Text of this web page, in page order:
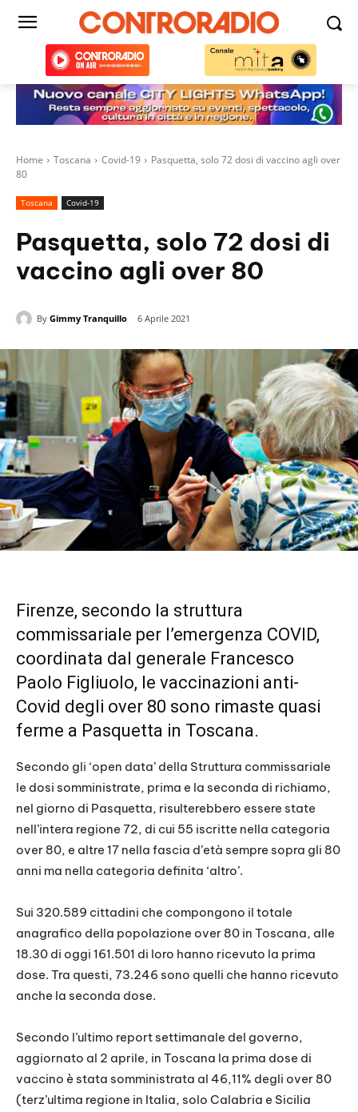
Home Toscana Covid-19
Pasquetta, solo 72 dosi di vaccino agli over
80
Toscana Covid-19
Pasquetta, solo 72 dosi di
vaccino agli over 80
By Gimmy Tranquillo 6 Aprile 2021
Firenze, secondo la struttura
commissariale per l’emergenza COVID,
coordinata dal generale Francesco
Paolo Figliuolo, le vaccinazioni anti-
Covid degli over 80 sono rimaste quasi
ferme a Pasquetta in Toscana.
Secondo gli ‘open data’ della Struttura commissariale
le dosi somministrate, prima e la seconda di richiamo,
nel giorno di Pasquetta, risulterebbero essere state
nell’intera regione 72, di cui 55 iscritte nella categoria
over 80, e altre 17 nella fascia d’età sempre sopra gli 80
anni ma nella categoria definita ‘altro’.
Sui 320.589 cittadini che compongono il totale
anagrafico della popolazione over 80 in Toscana, alle
18.30 di oggi 161.501 di loro hanno ricevuto la prima
dose. Tra questi, 73.246 sono quelli che hanno ricevuto
anche la seconda dose.
Secondo l’ultimo report settimanale del governo,
aggiornato al 2 aprile, in Toscana la prima dose di
vaccino è stata somministrata al 46,11% degli over 80
(terz’ultima regione in Italia, solo Calabria e Sicilia